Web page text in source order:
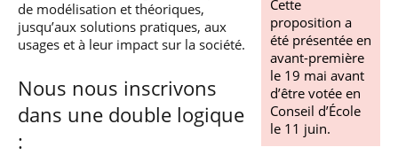
Intelligence
Artificielle
multimodale et
Spécialisé
Brochures &
contacts
Événements des
formations de
Mastère Spécialisé
Cette
proposition a
été présentée en
avant-première
le 19 mai avant
d’être votée en
Conseil d’École
le 11 juin.
de modélisation et théoriques,
jusqu’aux solutions pratiques, aux
usages et à leur impact sur la société.
Nous nous inscrivons
dans une double logique
: